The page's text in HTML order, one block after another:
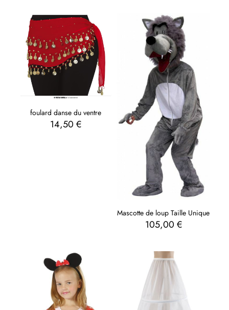
foulard danse du ventre
14,50 €
Mascotte de loup Taille Unique
105,00 €